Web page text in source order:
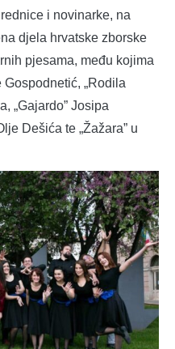
i novinarke, na
djela hrvatske zborske
pjesama, među kojima
Gospodnetić, „Rodila
„Gajardo” Josipa
Dešića te „Žažara” u